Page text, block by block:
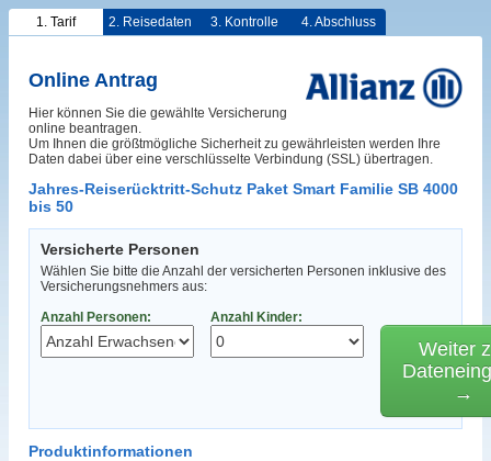
1. Tarif 2. Reisedaten 3. Kontrolle 4. Abschluss
Online Antrag
Hier können Sie die gewählte Versicherung
online beantragen.
Um Ihnen die größtmögliche Sicherheit zu gewährleisten werden Ihre
Daten dabei über eine verschlüsselte Verbindung (SSL) übertragen.
Jahres-Reiserücktritt-Schutz Paket Smart Familie SB 4000
bis 50
Versicherte Personen
Wählen Sie bitte die Anzahl der versicherten Personen inklusive des
Versicherungsnehmers aus:
Anzahl Personen:
Anzahl Kinder:
Weiter
→
Produktinformationen